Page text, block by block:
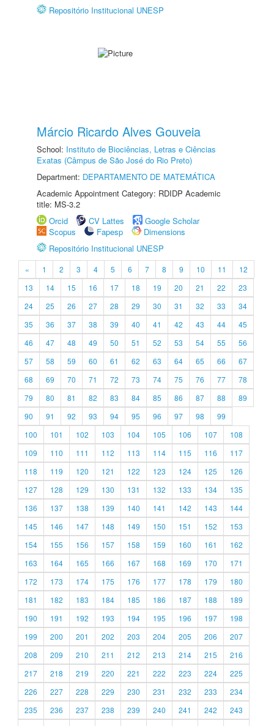
Repositório Institucional UNESP
Márcio Ricardo Alves Gouveia
School: Instituto de Biociências, Letras e Ciências
Exatas (Câmpus de São José do Rio Preto)
Department: DEPARTAMENTO DE MATEMÁTICA
Academic Appointment Category: RDIDP Academic
title: MS-3.2
Orcid
CV Lattes
Google Scholar
Scopus
Fapesp
Dimensions
Repositório Institucional UNESP
« 1 2 3 4 5 6 7 8 9 10 11
12
13
14 15 16 17 18 19 20 21 22
23
24
25 26 27 28 29 30 31 32 33
34
35
36 37 38 39 40 41 42 43 44
45
46
47 48 49 50 51 52 53 54 55
56
57
58 59 60 61 62 63 64 65 66
67
68
69 70 71 72 73 74 75 76 77
78
79
80 81 82 83 84 85 86 87 88
89
90
91 92 93 94 95 96 97 98
99
100
101 102 103 104 105 106 107
108
109
110 111 112 113 114 115 116
117
118
119 120 121 122 123 124 125
126
127
128 129 130 131 132 133 134
135
136
137 138 139 140 141 142 143
144
145
146 147 148 149 150 151 152
153
154
155 156 157 158 159 160 161
162
163
164 165 166 167 168 169 170
171
172
173 174 175 176 177 178 179
180
181
182 183 184 185 186 187 188
189
190
191 192 193 194 195 196 197
198
199
200 201 202 203 204 205 206
207
208
209 210 211 212 213 214 215
216
217
218 219 220 221 222 223 224
225
226
227 228 229 230 231 232 233
234
235
236 237 238 239 240 241 242
243